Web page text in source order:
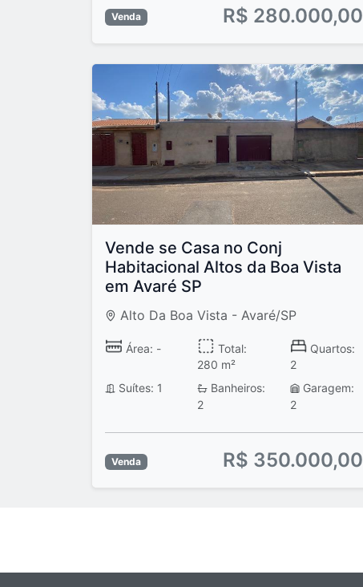
Venda R$ 280.000,00
Vende se Casa no Conj
Habitacional Altos da Boa Vista
em Avaré SP
Alto Da Boa Vista - Avaré/SP
Área: -
Total:
280 m²
Quartos:
2
Suítes: 1
Banheiros:
2
Garagem:
2
Venda R$ 350.000,00